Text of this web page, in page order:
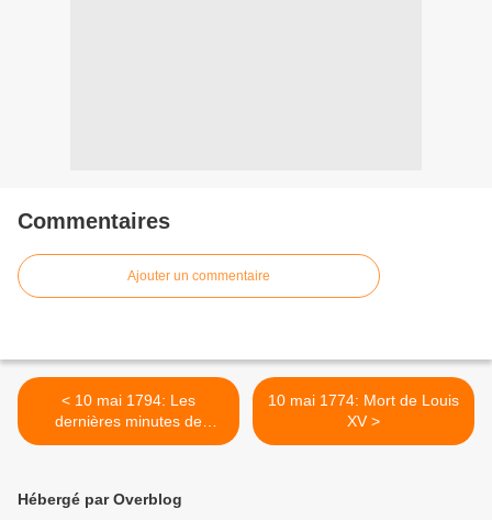
Commentaires
Ajouter un commentaire
< 10 mai 1794: Les
dernières minutes de
Madame Elisabeth
10 mai 1774: Mort de Louis
XV >
Hébergé par Overblog